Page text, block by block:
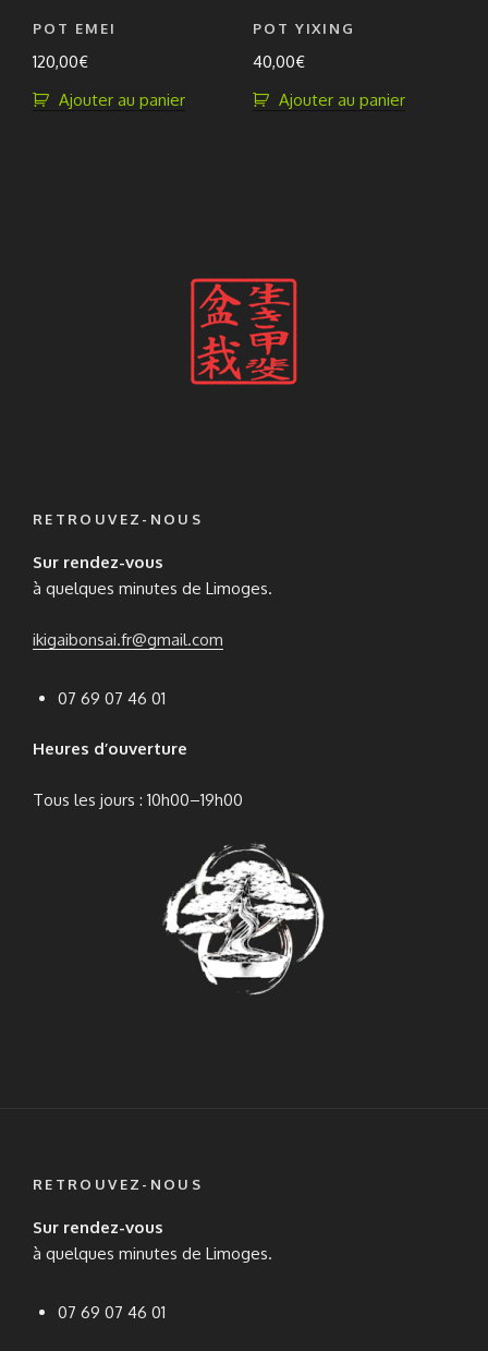
POT EMEI
120,00€
Ajouter au panier
POT YIXING
40,00€
Ajouter au panier
RETROUVEZ-NOUS
Sur rendez-vous
à quelques minutes de Limoges.
ikigaibonsai.fr@gmail.com
07 69 07 46 01
Heures d’ouverture
Tous les jours : 10h00–19h00
RETROUVEZ-NOUS
Sur rendez-vous
à quelques minutes de Limoges.
07 69 07 46 01